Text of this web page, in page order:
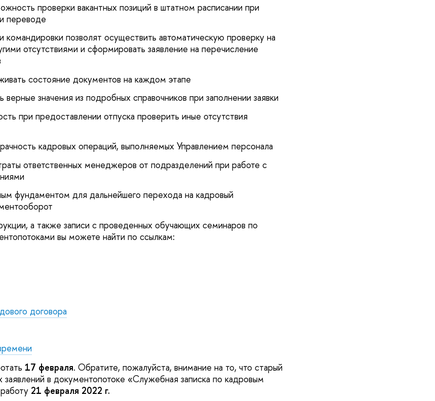
проверки вакантных позиций в штатном расписании при
переводе
позволят осуществить автоматическую проверку на
отсутствиями и сформировать заявление на перечисление
состояние документов на каждом этапе
верные значения из подробных справочников при заполнении заявки
при предоставлении отпуска проверить иные отсутствия
кадровых операций, выполняемых Управлением персонала
ответственных менеджеров от подразделений при работе с
фундаментом для дальнейшего перехода на кадровый
а также записи с проведенных обучающих семинаров по
вы можете найти по ссылкам:
договора
17 февраля. Обратите, пожалуйста, внимание на то, что старый
заявлений в документопотоке «Служебная записка по кадровым
21 февраля 2022 г.